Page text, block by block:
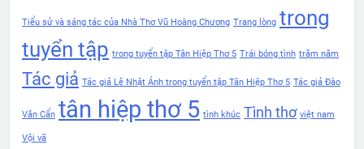
Tiểu sử và sáng tác của Nhà Thơ Vũ Hoàng Chương Trang lòng trong
tuyển tập trong tuyển tập Tân Hiệp Thơ 5 Trái bóng tình trăm năm
Tác giả Tác giả Lê Nhật Ánh trong tuyển tập Tân Hiệp Thơ 5 Tác giả Đào
Văn Cẩn tân hiệp thơ 5 tình khúc Tình thơ việt nam
Vội vã